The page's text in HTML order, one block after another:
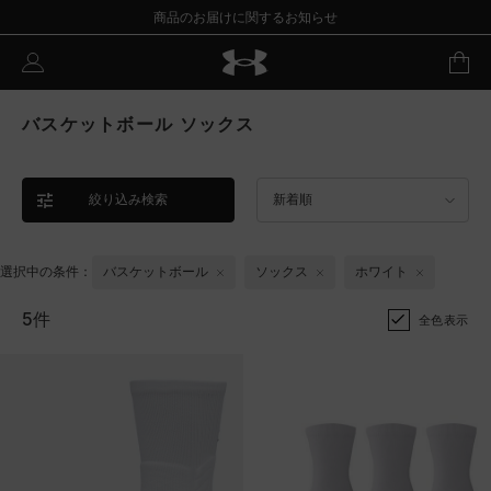
商品のお届けに関するお知らせ
バスケットボール ソックス
絞り込み検索 新着順
選択中の条件： バスケットボール ソックス ホワイト
5件 全色表示